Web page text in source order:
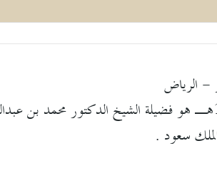
- الرياض
ضيف البرنامج في حلقته رقم (137) يوم السبت 13 رمضان 1432هـ هو فضيلة الشيخ
سعود .